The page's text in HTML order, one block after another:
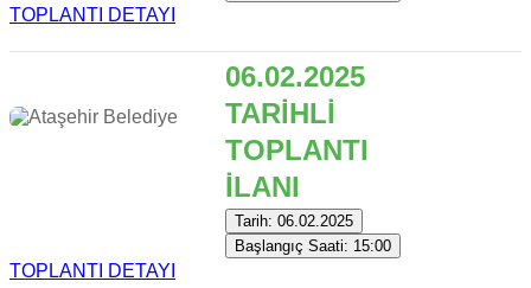
TOPLANTI DETAYI
06.02.2025
TARİHLİ
TOPLANTI
İLANI
Tarih: 06.02.2025
Başlangıç Saati: 15:00
TOPLANTI DETAYI